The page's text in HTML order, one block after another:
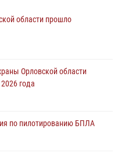
области прошло
Орловской области
года
по пилотированию БПЛА